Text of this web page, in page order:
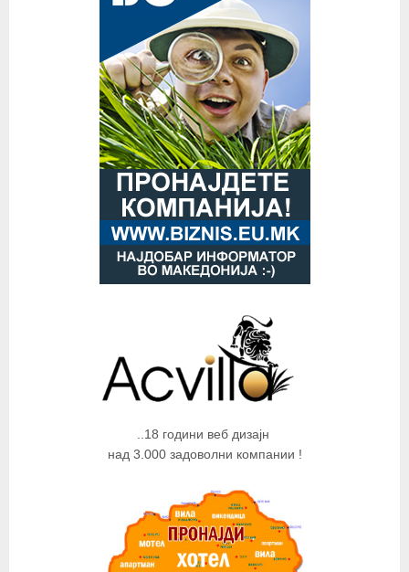
..18 години веб дизајн
над 3.000 задоволни компании !